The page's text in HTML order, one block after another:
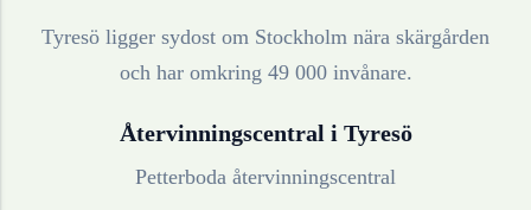
Tyresö ligger sydost om Stockholm nära skärgården
och har omkring 49 000 invånare.
Återvinningscentral i Tyresö
Petterboda återvinningscentral